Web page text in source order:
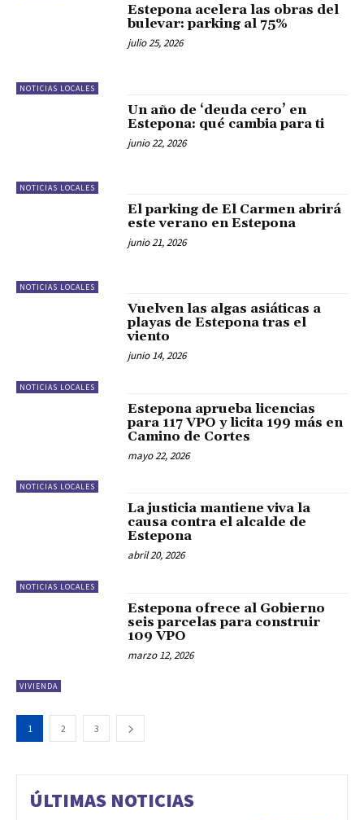
NOTICIAS LOCALES
Estepona acelera las obras del
bulevar: parking al 75%
julio 25, 2026
NOTICIAS LOCALES
Un año de ‘deuda cero’ en
Estepona: qué cambia para ti
junio 22, 2026
NOTICIAS LOCALES
El parking de El Carmen abrirá
este verano en Estepona
junio 21, 2026
NOTICIAS LOCALES
Vuelven las algas asiáticas a
playas de Estepona tras el
viento
junio 14, 2026
NOTICIAS LOCALES
Estepona aprueba licencias
para 117 VPO y licita 199 más en
Camino de Cortes
mayo 22, 2026
NOTICIAS LOCALES
La justicia mantiene viva la
causa contra el alcalde de
Estepona
abril 20, 2026
VIVIENDA
Estepona ofrece al Gobierno
seis parcelas para construir
109 VPO
marzo 12, 2026
1 2 3
ÚLTIMAS NOTICIAS